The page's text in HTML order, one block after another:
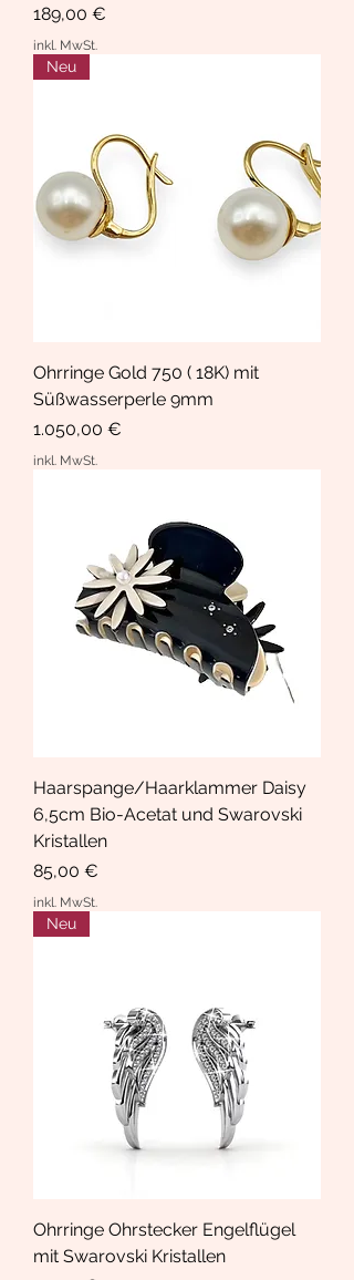
Preis
189,00 €
inkl. MwSt.
Neu
Ohrringe Gold 750 ( 18K) mit
Süßwasserperle 9mm
Preis
1.050,00 €
inkl. MwSt.
Haarspange/Haarklammer Daisy
6,5cm Bio-Acetat und Swarovski
Kristallen
Preis
85,00 €
inkl. MwSt.
Neu
Ohrringe Ohrstecker Engelflügel
mit Swarovski Kristallen